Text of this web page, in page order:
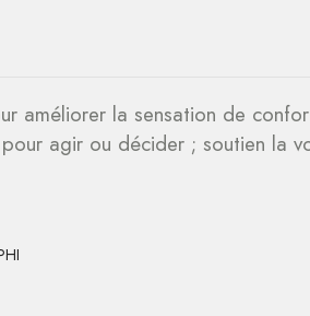
améliorer la sensation de
agir ou décider ; soutien la